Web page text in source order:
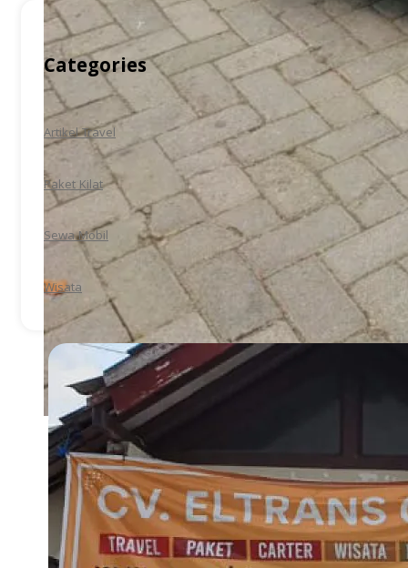
Categories
Artikel Travel
Paket Kilat
Sewa Mobil
Wisata